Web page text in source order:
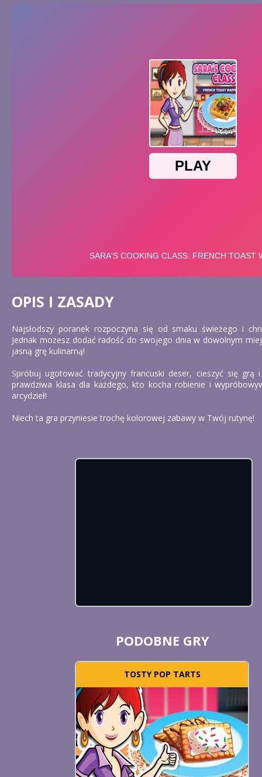
OPIS I ZASADY
Najsłodszy poranek rozpoczyna się od smaku świeżego i
Jednak możesz dodać radość do swojego dnia w dowolnym
jasną grę kulinarną!
Spróbuj ugotować tradycyjny francuski deser, cieszyć się
prawdziwa klasa dla każdego, kto kocha robienie i
arcydzieł!
Niech ta gra przyniesie trochę kolorowej zabawy w Twój rutynę!
PODOBNE GRY
TOSTY POP TARTS